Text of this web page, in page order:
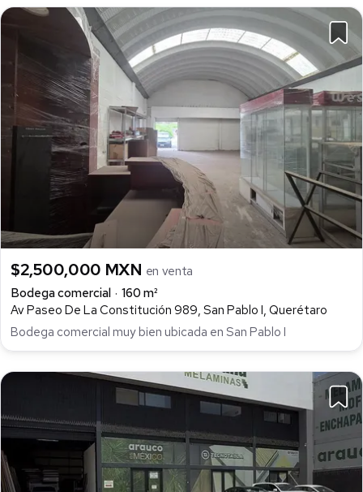
$2,500,000 MXN en venta
Bodega comercial
160 m²
Av Paseo De La Constitución 989, San Pablo I, Querétaro
Bodega comercial muy bien ubicada en San Pablo I